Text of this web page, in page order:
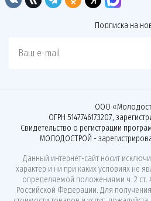
Подписка на
Ваш e-mail
ООО
ОГРН 5147746173207,
Свидетельство о регистрации
МОЛОДОСТРОЙ -
Данный интернет-сайт носит
характер и ни при каких условиях не
определяемой положениями ч. 2 ст.
Российской Федерации. Для